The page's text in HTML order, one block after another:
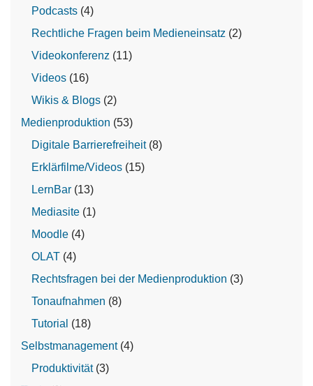
Podcasts (4)
Rechtliche Fragen beim Medieneinsatz (2)
Videokonferenz (11)
Videos (16)
Wikis & Blogs (2)
Medienproduktion (53)
Digitale Barrierefreiheit(8)
Erklärfilme/Videos (15)
LernBar (13)
Mediasite (1)
Moodle (4)
OLAT (4)
Rechtsfragen bei der Medienproduktion (3)
Tonaufnahmen (8)
Tutorial (18)
Selbstmanagement(4)
Produktivität(3)